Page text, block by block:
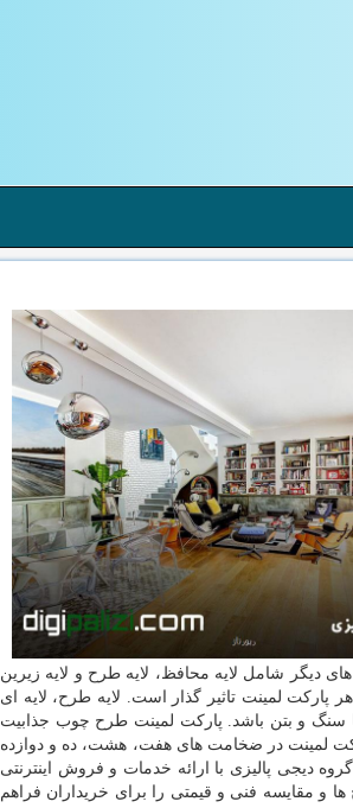
دیگر شامل لایه محافظ، لایه طرح و لایه زیرین
لمینت تاثیر گذار است. لایه طرح، لایه ای
و بتن باشد. پارکت لمینت طرح چوب جذابیت
لمینت در ضخامت های هفت، هشت، ده و دوازده
دیجی پالیزی با ارائه خدمات و فروش اینترنتی
و مقایسه فنی و قیمتی را برای خریداران فراهم